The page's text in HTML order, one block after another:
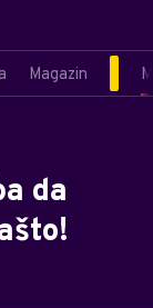
Magazin
da